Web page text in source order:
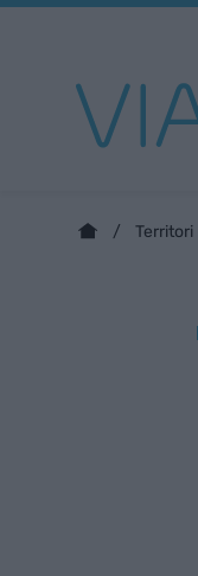
Territori